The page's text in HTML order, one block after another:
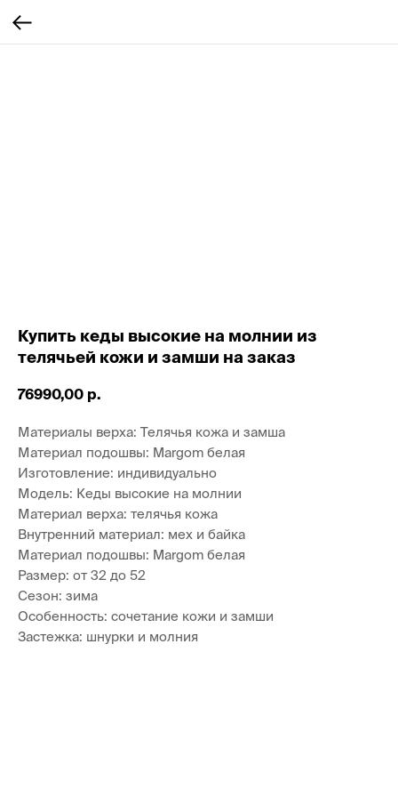
Купить кеды высокие на молнии из
телячьей кожи и замши на заказ
76990,00 р.
Материалы верха: Телячья кожа и замша
Материал подошвы: Margom белая
Изготовление: индивидуально
Модель: Кеды высокие на молнии
Материал верха: телячья кожа
Внутренний материал: мех и байка
Материал подошвы: Margom белая
Размер: от 32 до 52
Сезон: зима
Особенность: сочетание кожи и замши
Застежка: шнурки и молния